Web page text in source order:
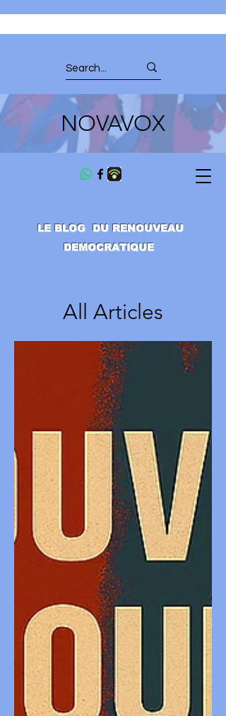
NOVAVOX
LE BLOG DU RENOUVEAU
DEMOCRATIQUE
All Articles